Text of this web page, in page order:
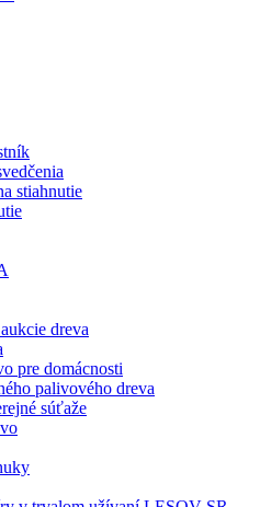
stiahnutie
dreva
pre domácnosti
palivového dreva
súťaže